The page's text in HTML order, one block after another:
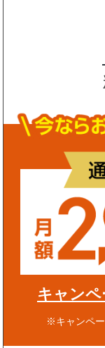
キャン
※キャンペ